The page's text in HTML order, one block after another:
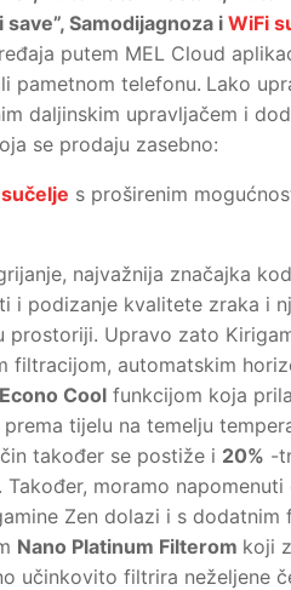
Samodijagnoza i WiFi
putem MEL Cloud
pametnom telefonu. Lako
daljinskim upravljačem i
se prodaju zasebno:
s proširenim
najvažnija značajka
i podizanje kvalitete zraka i
prostoriji. Upravo zato
filtracijom, automatskim
Econo Cool funkcijom koja
tijelu na temelju
također se postiže i 20% -
moramo napomenuti
Zen dolazi i s dodatnim
Nano Platinum Filterom koji
učinkovito filtrira neželjene